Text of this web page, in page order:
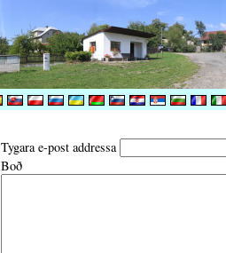
Tygara e-post addressa
Boð